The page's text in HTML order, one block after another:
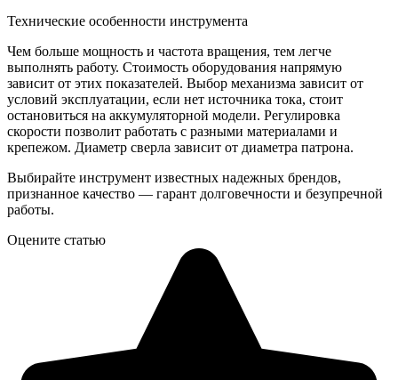
Технические особенности инструмента
Чем больше мощность и частота вращения, тем легче
выполнять работу. Стоимость оборудования напрямую
зависит от этих показателей. Выбор механизма зависит от
условий эксплуатации, если нет источника тока, стоит
остановиться на аккумуляторной модели. Регулировка
скорости позволит работать с разными материалами и
крепежом. Диаметр сверла зависит от диаметра патрона.
Выбирайте инструмент известных надежных брендов,
признанное качество — гарант долговечности и безупречной
работы.
Оцените статью